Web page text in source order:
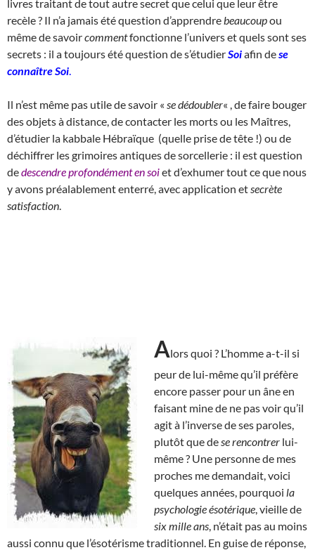
livres traitant de tout autre secret que celui que leur être
recèle ? Il n’a jamais été question d’apprendre beaucoupou
même de savoircommentfonctionne l’univers et quels sont ses
secrets : il a toujours été question de s’étudierSoiafin dese
connaître Soi
Il n’est même pas utile de savoir « se dédoubler« , de faire bouger
des objets à distance, de contacter les morts ou les Maîtres,
d’étudier la kabbale Hébraïque (quelle prise de tête !) ou de
déchiffrer les grimoires antiques de sorcellerie : il est question
dedescendre profondément en soiet d’exhumer tout ce que nous
y avons préalablement enterré, avec application et secrète
satisfaction
Alors quoi ? L’homme a-t-il si
peur de lui-même qu’il préfère
encore passer pour un âne en
faisant mine de ne pas voir qu’il
agit à l’inverse de ses paroles,
plutôt que de se rencontrer lui-
même ? Une personne de mes
proches me demandait, voici
quelques années, pourquoi la
psychologie ésotérique , vieille de
six mille ans , n’était pas au moins
aussi connu que l’ésotérisme traditionnel. En guise de réponse,